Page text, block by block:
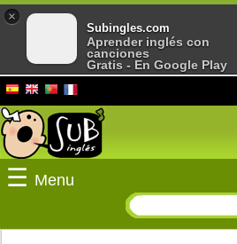
☰ Menu
×
Subingles.com
Aprender inglés con
canciones
Gratis - En Google Play